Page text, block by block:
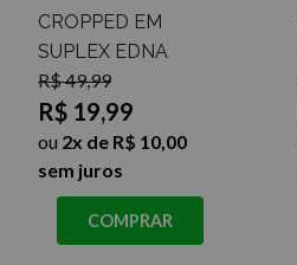
CROPPED EM
SUPLEX EDNA
R$ 49,99
R$ 19,99
ou 2x de R$ 10,00
sem juros
COMPRAR